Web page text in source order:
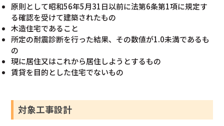
原則として昭和56年5月31日以前に法第6条第1項に規定す
る確認を受けて建築されたもの
木造住宅であること
所定の耐震診断を行った結果、その数値が1.0未満であるも
の
現に居住又はこれから居住しようとするもの
賃貸を目的とした住宅でないもの
対象工事設計